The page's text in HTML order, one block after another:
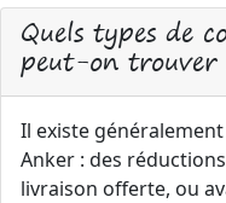
Quels types de
peut-on trouver
Il existe
Anker : des
livraison offerte, ou